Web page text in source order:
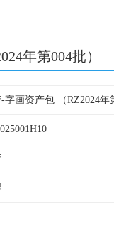
年第004批）
字画资产包 （RZ2024年